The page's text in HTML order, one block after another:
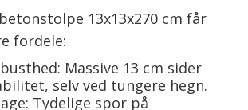
13x13x270 cm får
fordele:
Massive 13 cm sider
selv ved tungere hegn.
Tydelige spor på